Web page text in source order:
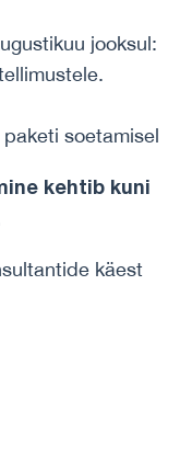
jooksul:
soetamisel
kehtib kuni
käest